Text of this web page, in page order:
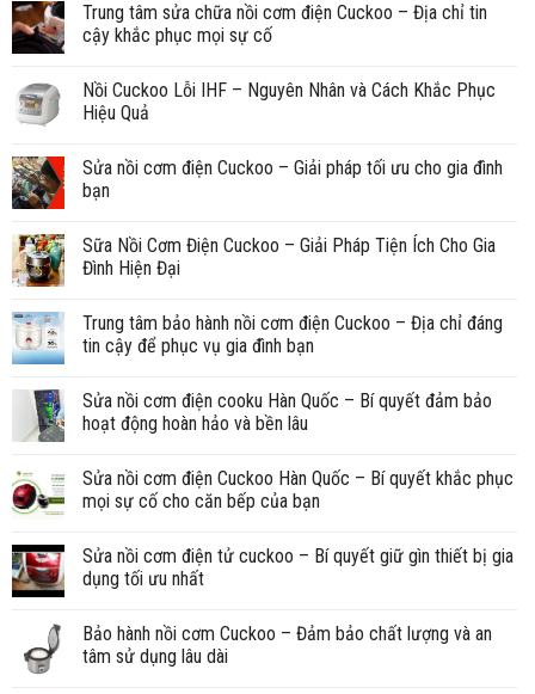
Trung tâm sửa chữa nồi cơm điện Cuckoo – Địa chỉ tin
cậy khắc phục mọi sự cố
Nồi Cuckoo Lỗi IHF – Nguyên Nhân và Cách Khắc Phục
Hiệu Quả
Sửa nồi cơm điện Cuckoo – Giải pháp tối ưu cho gia đình
bạn
Sữa Nồi Cơm Điện Cuckoo – Giải Pháp Tiện Ích Cho Gia
Đình Hiện Đại
Trung tâm bảo hành nồi cơm điện Cuckoo – Địa chỉ đáng
tin cậy để phục vụ gia đình bạn
Sửa nồi cơm điện cooku Hàn Quốc – Bí quyết đảm bảo
hoạt động hoàn hảo và bền lâu
Sửa nồi cơm điện Cuckoo Hàn Quốc – Bí quyết khắc phục
mọi sự cố cho căn bếp của bạn
Sửa nồi cơm điện tử cuckoo – Bí quyết giữ gìn thiết bị gia
dụng tối ưu nhất
Bảo hành nồi cơm Cuckoo – Đảm bảo chất lượng và an
tâm sử dụng lâu dài